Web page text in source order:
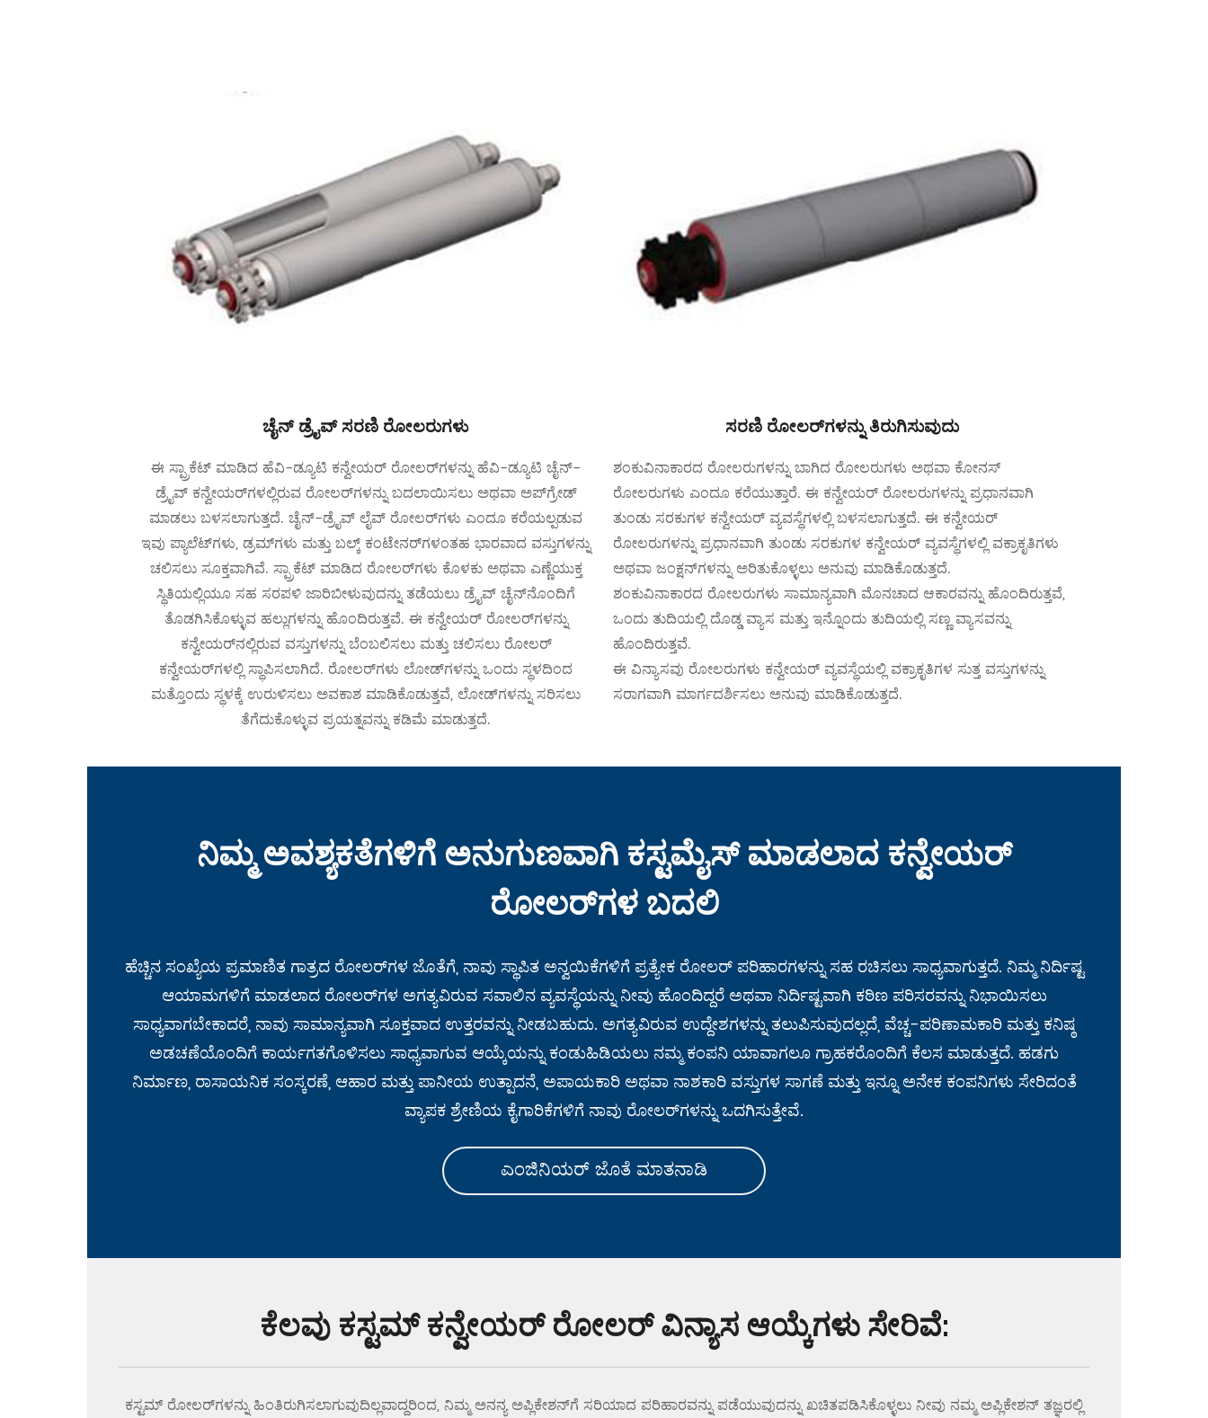
ಚೈನ್ ಡ್ರೈವ್ ಸರಣಿ ರೋಲರುಗಳು
ಈ ಸ್ಪ್ರಾಕೆಟ್ ಮಾಡಿದ ಹೆವಿ-ಡ್ಯೂಟಿ ಕನ್ವೇಯರ್ ರೋಲರ್‌ಗಳನ್ನು ಹೆವಿ-ಡ್ಯೂಟಿ ಚೈನ್-
ಡ್ರೈವ್ ಕನ್ವೇಯರ್‌ಗಳಲ್ಲಿರುವ ರೋಲರ್‌ಗಳನ್ನು ಬದಲಾಯಿಸಲು ಅಥವಾ ಅಪ್‌ಗ್ರೇಡ್
ಮಾಡಲು ಬಳಸಲಾಗುತ್ತದೆ. ಚೈನ್-ಡ್ರೈವ್ ಲೈವ್ ರೋಲರ್‌ಗಳು ಎಂದೂ ಕರೆಯಲ್ಪಡುವ
ಇವು ಪ್ಯಾಲೆಟ್‌ಗಳು, ಡ್ರಮ್‌ಗಳು ಮತ್ತು ಬಲ್ಕ್ ಕಂಟೇನರ್‌ಗಳಂತಹ ಭಾರವಾದ ವಸ್ತುಗಳನ್ನು
ಚಲಿಸಲು ಸೂಕ್ತವಾಗಿವೆ. ಸ್ಪ್ರಾಕೆಟ್ ಮಾಡಿದ ರೋಲರ್‌ಗಳು ಕೊಳಕು ಅಥವಾ ಎಣ್ಣೆಯುಕ್ತ
ಸ್ಥಿತಿಯಲ್ಲಿಯೂ ಸಹ ಸರಪಳಿ ಜಾರಿಬೀಳುವುದನ್ನು ತಡೆಯಲು ಡ್ರೈವ್ ಚೈನ್‌ನೊಂದಿಗೆ
ತೊಡಗಿಸಿಕೊಳ್ಳುವ ಹಲ್ಲುಗಳನ್ನು ಹೊಂದಿರುತ್ತವೆ. ಈ ಕನ್ವೇಯರ್ ರೋಲರ್‌ಗಳನ್ನು
ಕನ್ವೇಯರ್‌ನಲ್ಲಿರುವ ವಸ್ತುಗಳನ್ನು ಬೆಂಬಲಿಸಲು ಮತ್ತು ಚಲಿಸಲು ರೋಲರ್
ಕನ್ವೇಯರ್‌ಗಳಲ್ಲಿ ಸ್ಥಾಪಿಸಲಾಗಿದೆ. ರೋಲರ್‌ಗಳು ಲೋಡ್‌ಗಳನ್ನು ಒಂದು ಸ್ಥಳದಿಂದ
ಮತ್ತೊಂದು ಸ್ಥಳಕ್ಕೆ ಉರುಳಿಸಲು ಅವಕಾಶ ಮಾಡಿಕೊಡುತ್ತವೆ, ಲೋಡ್‌ಗಳನ್ನು ಸರಿಸಲು
ತೆಗೆದುಕೊಳ್ಳುವ ಪ್ರಯತ್ನವನ್ನು ಕಡಿಮೆ ಮಾಡುತ್ತದೆ.
ಸರಣಿ ರೋಲರ್‌ಗಳನ್ನು ತಿರುಗಿಸುವುದು
ಶಂಕುವಿನಾಕಾರದ ರೋಲರುಗಳನ್ನು ಬಾಗಿದ ರೋಲರುಗಳು ಅಥವಾ ಕೋನಸ್
ರೋಲರುಗಳು ಎಂದೂ ಕರೆಯುತ್ತಾರೆ. ಈ ಕನ್ವೇಯರ್ ರೋಲರುಗಳನ್ನು ಪ್ರಧಾನವಾಗಿ
ತುಂಡು ಸರಕುಗಳ ಕನ್ವೇಯರ್ ವ್ಯವಸ್ಥೆಗಳಲ್ಲಿ ಬಳಸಲಾಗುತ್ತದೆ. ಈ ಕನ್ವೇಯರ್
ರೋಲರುಗಳನ್ನು ಪ್ರಧಾನವಾಗಿ ತುಂಡು ಸರಕುಗಳ ಕನ್ವೇಯರ್ ವ್ಯವಸ್ಥೆಗಳಲ್ಲಿ ವಕ್ರಾಕೃತಿಗಳು
ಅಥವಾ ಜಂಕ್ಷನ್‌ಗಳನ್ನು ಅರಿತುಕೊಳ್ಳಲು ಅನುವು ಮಾಡಿಕೊಡುತ್ತದೆ.
ಶಂಕುವಿನಾಕಾರದ ರೋಲರುಗಳು ಸಾಮಾನ್ಯವಾಗಿ ಮೊನಚಾದ ಆಕಾರವನ್ನು ಹೊಂದಿರುತ್ತವೆ,
ಒಂದು ತುದಿಯಲ್ಲಿ ದೊಡ್ಡ ವ್ಯಾಸ ಮತ್ತು ಇನ್ನೊಂದು ತುದಿಯಲ್ಲಿ ಸಣ್ಣ ವ್ಯಾಸವನ್ನು
ಹೊಂದಿರುತ್ತವೆ.
ಈ ವಿನ್ಯಾಸವು ರೋಲರುಗಳು ಕನ್ವೇಯರ್ ವ್ಯವಸ್ಥೆಯಲ್ಲಿ ವಕ್ರಾಕೃತಿಗಳ ಸುತ್ತ ವಸ್ತುಗಳನ್ನು
ಸರಾಗವಾಗಿ ಮಾರ್ಗದರ್ಶಿಸಲು ಅನುವು ಮಾಡಿಕೊಡುತ್ತದೆ.
ನಿಮ್ಮ ಅವಶ್ಯಕತೆಗಳಿಗೆ ಅನುಗುಣವಾಗಿ ಕಸ್ಟಮೈಸ್ ಮಾಡಲಾದ ಕನ್ವೇಯರ್
ರೋಲರ್‌ಗಳ ಬದಲಿ
ಹೆಚ್ಚಿನ ಸಂಖ್ಯೆಯ ಪ್ರಮಾಣಿತ ಗಾತ್ರದ ರೋಲರ್‌ಗಳ ಜೊತೆಗೆ, ನಾವು ಸ್ಥಾಪಿತ ಅನ್ವಯಿಕೆಗಳಿಗೆ ಪ್ರತ್ಯೇಕ ರೋಲರ್ ಪರಿಹಾರಗಳನ್ನು ಸಹ ರಚಿಸಲು ಸಾಧ್ಯವಾಗುತ್ತದೆ. ನಿಮ್ಮ ನಿರ್ದಿಷ್ಟ
ಆಯಾಮಗಳಿಗೆ ಮಾಡಲಾದ ರೋಲರ್‌ಗಳ ಅಗತ್ಯವಿರುವ ಸವಾಲಿನ ವ್ಯವಸ್ಥೆಯನ್ನು ನೀವು ಹೊಂದಿದ್ದರೆ ಅಥವಾ ನಿರ್ದಿಷ್ಟವಾಗಿ ಕಠಿಣ ಪರಿಸರವನ್ನು ನಿಭಾಯಿಸಲು
ಸಾಧ್ಯವಾಗಬೇಕಾದರೆ, ನಾವು ಸಾಮಾನ್ಯವಾಗಿ ಸೂಕ್ತವಾದ ಉತ್ತರವನ್ನು ನೀಡಬಹುದು. ಅಗತ್ಯವಿರುವ ಉದ್ದೇಶಗಳನ್ನು ತಲುಪಿಸುವುದಲ್ಲದೆ, ವೆಚ್ಚ-ಪರಿಣಾಮಕಾರಿ ಮತ್ತು ಕನಿಷ್ಠ
ಅಡಚಣೆಯೊಂದಿಗೆ ಕಾರ್ಯಗತಗೊಳಿಸಲು ಸಾಧ್ಯವಾಗುವ ಆಯ್ಕೆಯನ್ನು ಕಂಡುಹಿಡಿಯಲು ನಮ್ಮ ಕಂಪನಿ ಯಾವಾಗಲೂ ಗ್ರಾಹಕರೊಂದಿಗೆ ಕೆಲಸ ಮಾಡುತ್ತದೆ. ಹಡಗು
ನಿರ್ಮಾಣ, ರಾಸಾಯನಿಕ ಸಂಸ್ಕರಣೆ, ಆಹಾರ ಮತ್ತು ಪಾನೀಯ ಉತ್ಪಾದನೆ, ಅಪಾಯಕಾರಿ ಅಥವಾ ನಾಶಕಾರಿ ವಸ್ತುಗಳ ಸಾಗಣೆ ಮತ್ತು ಇನ್ನೂ ಅನೇಕ ಕಂಪನಿಗಳು ಸೇರಿದಂತೆ
ವ್ಯಾಪಕ ಶ್ರೇಣಿಯ ಕೈಗಾರಿಕೆಗಳಿಗೆ ನಾವು ರೋಲರ್‌ಗಳನ್ನು ಒದಗಿಸುತ್ತೇವೆ.
ಎಂಜಿನಿಯರ್ ಜೊತೆ ಮಾತನಾಡಿ
ಕೆಲವು ಕಸ್ಟಮ್ ಕನ್ವೇಯರ್ ರೋಲರ್ ವಿನ್ಯಾಸ ಆಯ್ಕೆಗಳು ಸೇರಿವೆ:
ಕಸ್ಟಮ್ ರೋಲರ್‌ಗಳನ್ನು ಹಿಂತಿರುಗಿಸಲಾಗುವುದಿಲ್ಲವಾದ್ದರಿಂದ, ನಿಮ್ಮ ಅನನ್ಯ ಅಪ್ಲಿಕೇಶನ್‌ಗೆ ಸರಿಯಾದ ಪರಿಹಾರವನ್ನು ಪಡೆಯುವುದನ್ನು ಖಚಿತಪಡಿಸಿಕೊಳ್ಳಲು ನೀವು ನಮ್ಮ ಅಪ್ಲಿಕೇಶನ್ ತಜ್ಞರಲ್ಲಿ